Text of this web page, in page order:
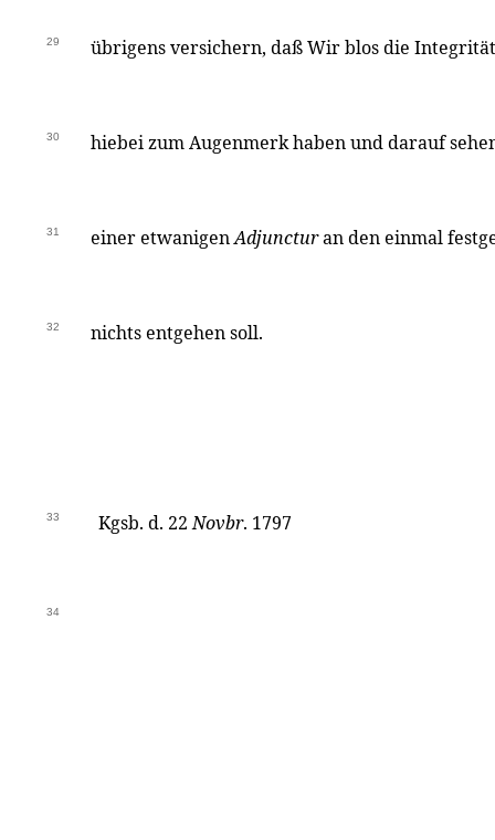
29 übrigens versichern, daß Wir blos die Integrität
30 hiebei zum Augenmerk haben und darauf
31 einer etwanigenAdjuncturan den einmal
32 nichts entgehen soll.
33 Kgsb. d. 22Novbr. 1797
34